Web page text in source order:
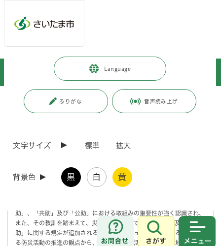
Language
ふりがな 音声読み上げ
文字サイズ 標準 拡大
背景色 黒 白 黄
お問合せ
さがす
暮らし・手続き > 安全・防災・消防
自主防災組織
更新日付：2023年5月26日 / ページ番号：C049002
さいたま市では、平成27年3月に「さいたま市地域防災計画」を見直し
助」、「共助」及び「公助」における取組みの重要性が強く認識され、
また、その教訓を踏まえて、災害対策基本法では、「自助」及び「共
助」に関する規定が追加される等、地域コミュニティにおける共助によ
る防災活動の推進の観点から、自発的な防災活動に関する「地区防災計